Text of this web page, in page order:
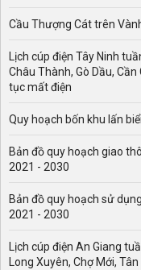
Cầu Thượng Cát trên
Lịch cúp điện Tây Ninh
Châu Thành, Gò Dầu,
tục mất điện
Quy hoạch bốn khu lấn
Bản đồ quy hoạch giao
2021 - 2030
Bản đồ quy hoạch sử
2021 - 2030
Lịch cúp điện An Giang
Long Xuyên, Chợ Mới,